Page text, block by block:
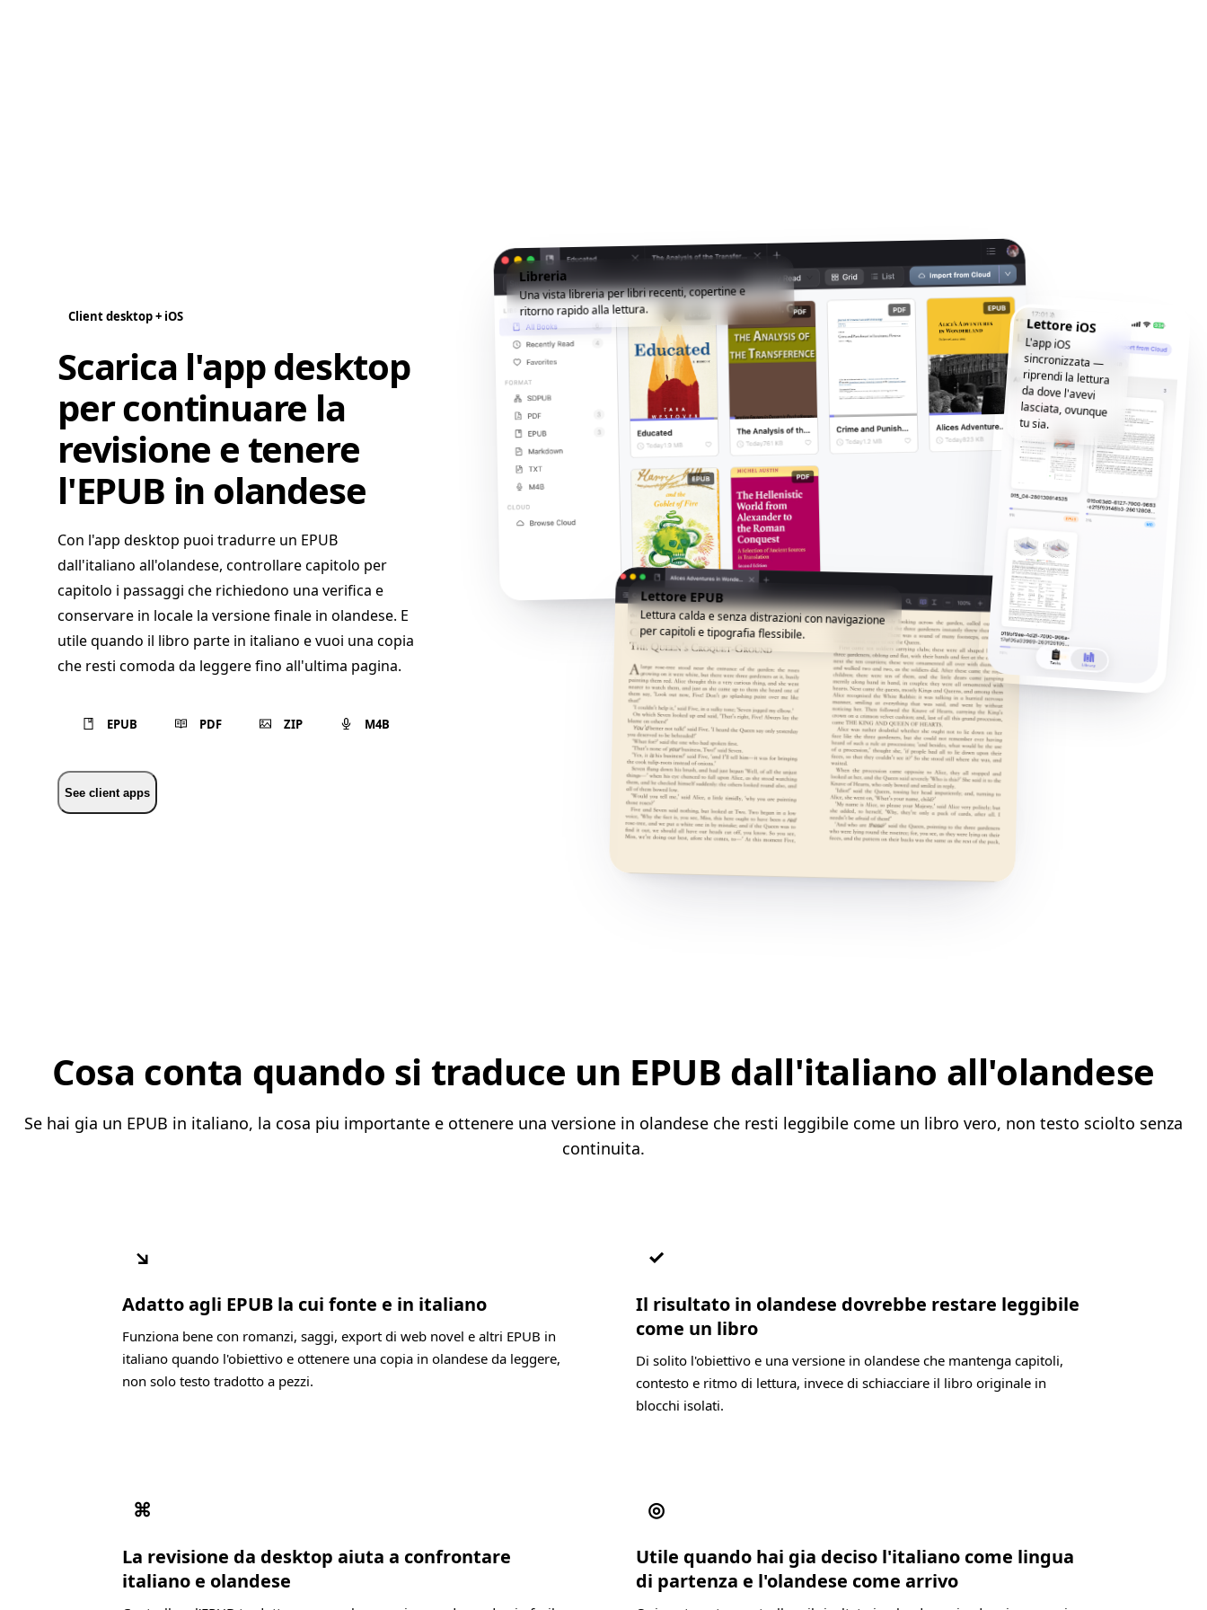
Client desktop + iOS
Scarica l'app desktop
per continuare la
revisione e tenere
l'EPUB in olandese
Con l'app desktop puoi tradurre un EPUB
dall'italiano all'olandese, controllare capitolo per
capitolo i passaggi che richiedono una verifica e
conservare in locale la versione finale in olandese. E
utile quando il libro parte in italiano e vuoi una copia
che resti comoda da leggere fino all'ultima pagina.
EPUB PDF ZIP M4B
See client apps
Libreria
Una vista libreria per libri recenti, copertine e
ritorno rapido alla lettura.
Lettore EPUB
Lettura calda e senza distrazioni con navigazione
per capitoli e tipografia flessibile.
Lettore iOS
L'app iOS
sincronizzata —
riprendi la lettura
da dove l'avevi
lasciata, ovunque
tu sia.
Cosa conta quando si traduce un EPUB dall'italiano all'olandese
Se hai gia un EPUB in italiano, la cosa piu importante e ottenere una versione in olandese che resti leggibile come un libro vero, non testo sciolto senza
continuita.
↘
Adatto agli EPUB la cui fonte e in italiano
Funziona bene con romanzi, saggi, export di web novel e altri EPUB in
italiano quando l'obiettivo e ottenere una copia in olandese da leggere,
non solo testo tradotto a pezzi.
✓
Il risultato in olandese dovrebbe restare leggibile
come un libro
Di solito l'obiettivo e una versione in olandese che mantenga capitoli,
contesto e ritmo di lettura, invece di schiacciare il libro originale in
blocchi isolati.
⌘
La revisione da desktop aiuta a confrontare
italiano e olandese
◎
Utile quando hai gia deciso l'italiano come lingua
di partenza e l'olandese come arrivo